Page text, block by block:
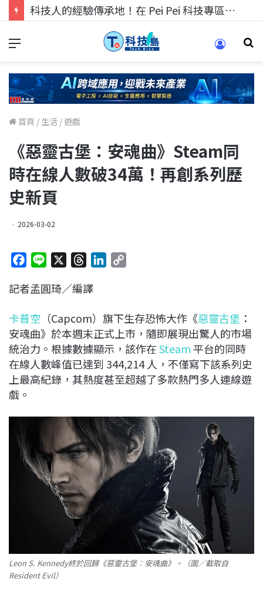
科技人找工作，就到TECH+ 科技專區!
首頁 / 生活 / 遊戲
《惡靈古堡：安魂曲》Steam同
時在線人數破34萬！再創系列歷
史新頁
2026-03-02
c
b
o
o
k
n
r
a
d
s
e
d
I
n
L
i
n
k
記者孟圓琦／編譯
卡普空 （Capcom）旗下生存恐怖大作《惡靈古堡 ：
安魂曲》於本週末正式上市，隨即展現出驚人的市場
統治力。根據數據顯示，該作在Steam平台的同時
在線人數峰值已達到 344,214 人，不僅寫下該系列史
上最高紀錄，其熱度甚至超越了多款熱門多人連線遊
戲。
Leon S. Kennedy終於回歸《惡靈古堡：安魂曲》。（圖／截取自
Resident Evil）